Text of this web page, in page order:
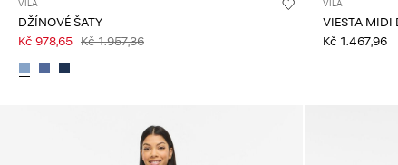
VILA
DŽÍNOVÉ ŠATY
Kč 978,65 Kč 1.957,36
VILA
VIESTA MIDI
Kč 1.467,96